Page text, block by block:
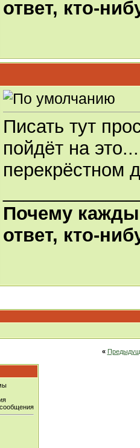
ответ, кто-
Писать тут
пойдёт на
перекрёстном
Почему
ответ, кто-
«